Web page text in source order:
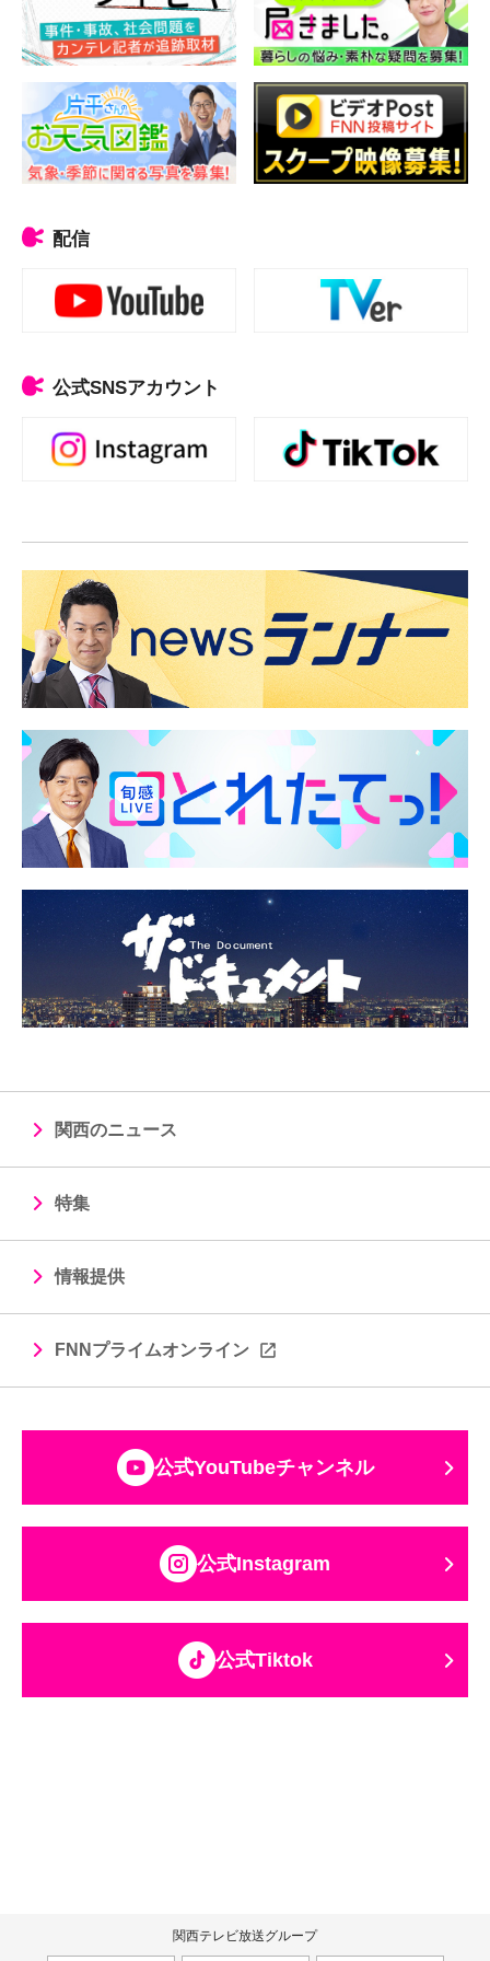
配信
公式SNSアカウント
関西のニュース
特集
情報提供
FNNプライムオンライン
公式YouTubeチャンネル
公式Instagram
公式Tiktok
関西テレビ放送グループ